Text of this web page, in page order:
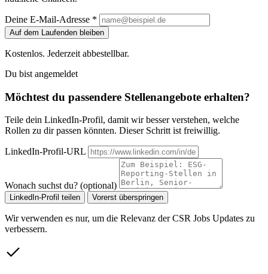
Deine E-Mail-Adresse *
Auf dem Laufenden bleiben
Kostenlos. Jederzeit abbestellbar.
Du bist angemeldet
Möchtest du passendere Stellenangebote erhalten?
Teile dein LinkedIn-Profil, damit wir besser verstehen, welche
Rollen zu dir passen könnten. Dieser Schritt ist freiwillig.
LinkedIn-Profil-URL
Wonach suchst du? (optional)
LinkedIn-Profil teilen Vorerst überspringen
Wir verwenden es nur, um die Relevanz der CSR Jobs Updates zu
verbessern.